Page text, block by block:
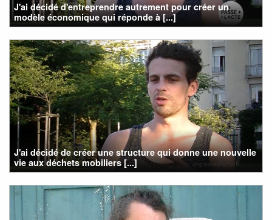
J'ai décidé d'entreprendre autrement pour créer un
modèle économique qui réponde à [...]
J'ai décidé de créer une structure qui donne une nouvelle
vie aux déchets mobiliers [...]